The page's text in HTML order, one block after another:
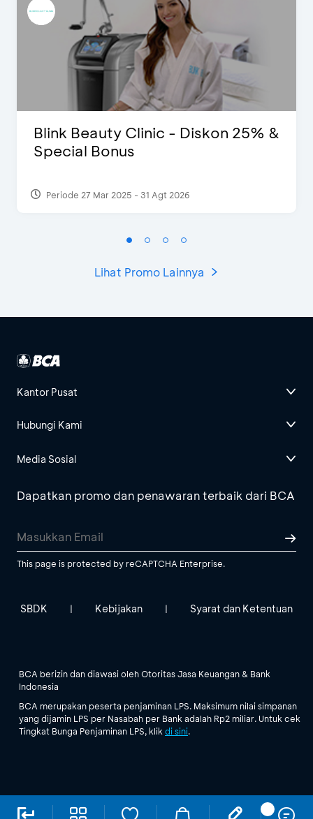
Blink Beauty Clinic - Diskon 25% &
Special Bonus
Periode 27 Mar 2025 - 31 Agt 2026
Lihat Promo Lainnya
Kantor Pusat
Hubungi Kami
Media Sosial
Dapatkan promo dan penawaran terbaik dari BCA
This page is protected by reCAPTCHA Enterprise.
SBDK | Kebijakan | Syarat dan Ketentuan
BCA berizin dan diawasi oleh Otoritas Jasa Keuangan & Bank
Indonesia
BCA merupakan peserta penjaminan LPS. Maksimum nilai simpanan
yang dijamin LPS per Nasabah per Bank adalah Rp2 miliar. Untuk cek
Tingkat Bunga Penjaminan LPS, klik di sini.